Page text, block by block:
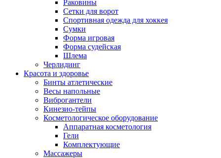
Раковины
Сетки для ворот
Спортивная одежда для хоккея
Сумки
Форма игровая
Форма судейская
Шлема
Черлидинг
Красота и здоровье
Бинты атлетические
Весы напольные
Виброгантели
Кинезио-тейпы
Косметологическое оборудование
Аппаратная косметология
Гели
Комплектующие
Массажеры